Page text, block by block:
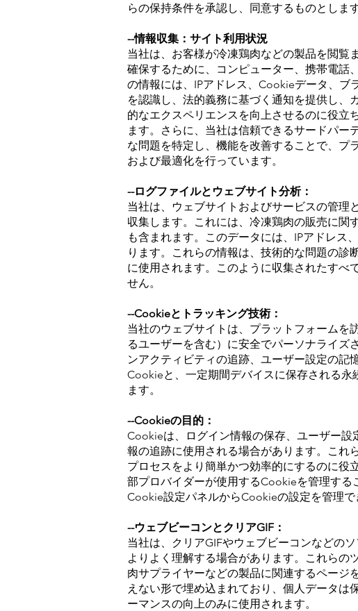
らの保持条件を承認し、同意するものとします
--情報収集：サイト利用状況
当社は、お客様が冷凍鶏肉などの製品を閲覧
確保するために、コンピューター、携帯電話
の情報には、IPアドレス、Cookieデータ、ブ
を認識し、法的義務に基づく通知を提供し
的なエクスペリエンスを向上させるのに役立
ます。さらに、当社は信頼できるサードパ
な問題を特定し、機能を改善することで、プ
および最適化を行っています。
--ログファイルとウェブサイト分析：
当社は、ウェブサイトおよびサービスの管理
収集します。これには、冷凍鶏肉の販売に関
も含まれます。このデータには、IPアドレス
ります。これらの情報は、技術的な問題の
に使用されます。このように収集されたすべ
せん。
--Cookieとトラッキング技術：
当社のウェブサイトは、プラットフォームを
るユーザーを含む）に安全でパーソナライ
ンアクティビティの追跡、ユーザー設定の記
Cookieと、一定期間デバイスに保存される
ます。
--Cookieの目的：
Cookieは、ログイン情報の保存、ユーザー
報の追跡に使用される場合があります。これ
プロセスをより簡単かつ効率的にするのに役
部プロバイダーが使用するCookieを管理する
Cookie設定パネルからCookieの設定を管理で
--ウェブビーコンとクリアGIF：
当社は、クリアGIFやウェブビーコンなどの
よりよく理解する場合があります。これら
肉サプライヤーなどの製品に関連するページ
えない形で埋め込まれており、個人データ
ーマンスの向上のみに使用されます。